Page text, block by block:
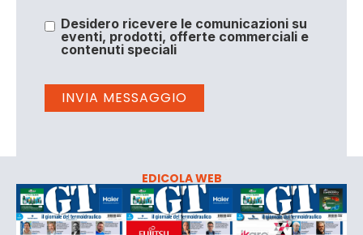
Desidero ricevere le comunicazioni su
eventi, prodotti, offerte commerciali e
contenuti speciali
EDICOLA WEB